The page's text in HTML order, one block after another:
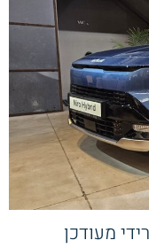
מעודכן